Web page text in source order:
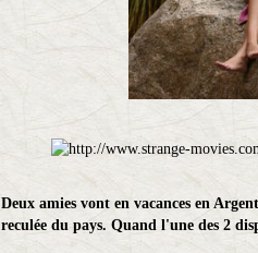
Deux amies vont en vacances en
reculée du pays. Quand l'une des 2